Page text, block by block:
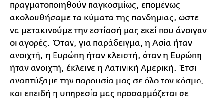
πραγματοποιηθούν παγκοσμίως, επομένως
ακολουθήσαμε τα κύματα της πανδημίας, ώστε
να μετακινούμε την εστίασή μας εκεί που άνοιγαν
οι αγορές. Όταν, για παράδειγμα, η Ασία ήταν
ανοιχτή, η Ευρώπη ήταν κλειστή, όταν η Ευρώπη
ήταν ανοιχτή, έκλεινε η Λατινική Αμερική. Έτσι
αναπτύξαμε την παρουσία μας σε όλο τον κόσμο,
και επειδή η υπηρεσία μας προσαρμόζεται σε